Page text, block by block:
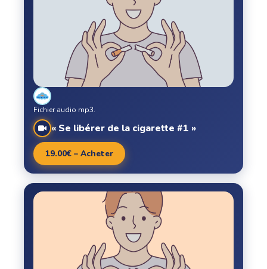
« Se libérer de la cigarette #1 »
Fichier audio mp3.
19.00€ – Acheter